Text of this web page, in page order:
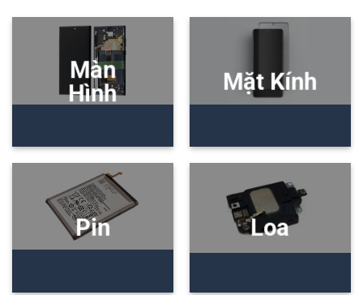
Màn
Hình
Mặt Kính
Pin Loa